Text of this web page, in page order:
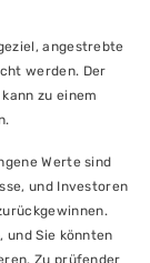
angestrebte
werden. Der
zu einem
Werte sind
und Investoren
und Sie könnten
Zu prüfender